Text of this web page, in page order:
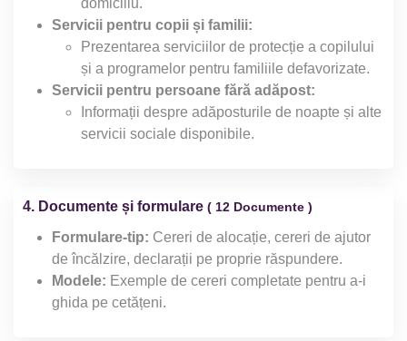
domiciliu.
Servicii pentru copii și familii:
Prezentarea serviciilor de protecție a copilului
și a programelor pentru familiile defavorizate.
Servicii pentru persoane fără adăpost:
Informații despre adăposturile de noapte și alte
servicii sociale disponibile.
4. Documente și formulare ( 12 Documente )
Formulare-tip: Cereri de alocație, cereri de ajutor
de încălzire, declarații pe proprie răspundere.
Modele: Exemple de cereri completate pentru a-i
ghida pe cetățeni.